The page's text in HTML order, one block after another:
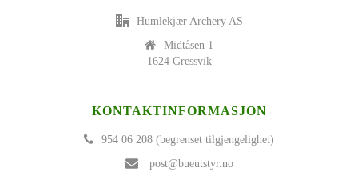
Humlekjær Archery AS
Midtåsen 1
1624 Gressvik
KONTAKTINFORMASJON
954 06 208 (begrenset tilgjengelighet)
post@bueutstyr.no